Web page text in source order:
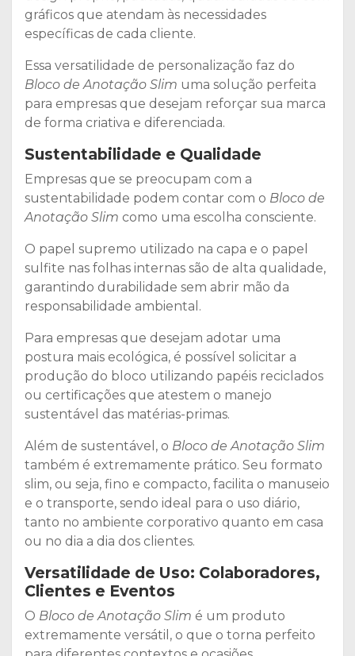
gráficos que atendam às necessidades
específicas de cada cliente.
Essa versatilidade de personalização faz do
Bloco de Anotação Slim uma solução perfeita
para empresas que desejam reforçar sua marca
de forma criativa e diferenciada.
Sustentabilidade e Qualidade
Empresas que se preocupam com a
sustentabilidade podem contar com o Bloco de
Anotação Slim como uma escolha consciente.
O papel supremo utilizado na capa e o papel
sulfite nas folhas internas são de alta qualidade,
garantindo durabilidade sem abrir mão da
responsabilidade ambiental.
Para empresas que desejam adotar uma
postura mais ecológica, é possível solicitar a
produção do bloco utilizando papéis reciclados
ou certificações que atestem o manejo
sustentável das matérias-primas.
Além de sustentável, o Bloco de Anotação Slim
também é extremamente prático. Seu formato
slim, ou seja, fino e compacto, facilita o manuseio
e o transporte, sendo ideal para o uso diário,
tanto no ambiente corporativo quanto em casa
ou no dia a dia dos clientes.
Versatilidade de Uso: Colaboradores,
Clientes e Eventos
O Bloco de Anotação Slim é um produto
extremamente versátil, o que o torna perfeito